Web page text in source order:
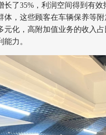
长了35%，利润空间得到有
体，这些顾客在车辆保养等
元化，高附加值业务的收入
力。